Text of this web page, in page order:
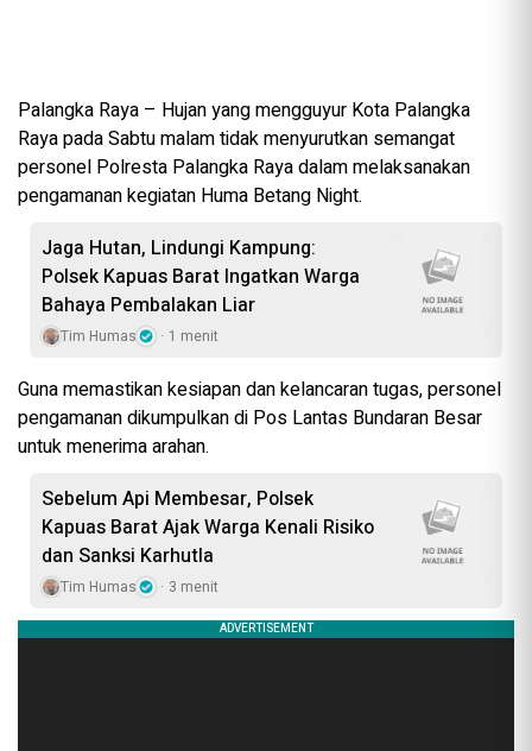
Palangka Raya – Hujan yang mengguyur Kota Palangka
Raya pada Sabtu malam tidak menyurutkan semangat
personel Polresta Palangka Raya dalam melaksanakan
pengamanan kegiatan Huma Betang Night.
Jaga Hutan, Lindungi Kampung:
Polsek Kapuas Barat Ingatkan Warga
Bahaya Pembalakan Liar
Tim Humas 1 menit
Guna memastikan kesiapan dan kelancaran tugas, personel
pengamanan dikumpulkan di Pos Lantas Bundaran Besar
untuk menerima arahan.
Sebelum Api Membesar, Polsek
Kapuas Barat Ajak Warga Kenali Risiko
dan Sanksi Karhutla
Tim Humas 3 menit